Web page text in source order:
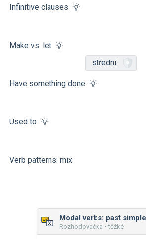
Infinitive clauses
Make vs. let
střední
Have something done
Used to
Verb patterns: mix
Modal verbs: past simple
Rozhodovačka • těžké